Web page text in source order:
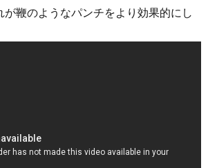
が鞭のようなパンチをより効果的にし